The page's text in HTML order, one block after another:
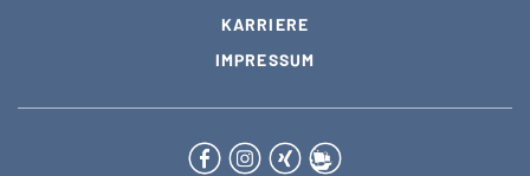
KARRIERE
IMPRESSUM